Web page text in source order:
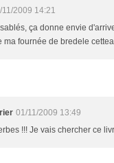
11/2009 14:21
ça donne envie
ma fournée de bredele
01/11/2009 13:49
!!! Je vais chercher ce